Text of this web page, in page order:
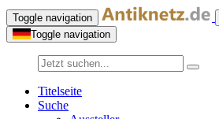
Toggle navigation
Toggle navigation
Titelseite
Suche